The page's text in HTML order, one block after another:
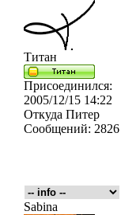
Титан
Присоединился:
2005/12/15 14:22
Откуда Питер
Сообщений: 2826
Sabina